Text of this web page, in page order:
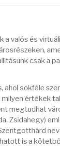
a valós és
csak a
ahol sokféle
értékek
megtudhat
Zsidahegy)
is a